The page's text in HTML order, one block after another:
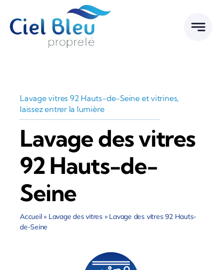
contenu
Lavage vitres 92 Hauts-de-Seine et vitrines,
laissez entrer la lumière
Lavage des vitres
92 Hauts-de-
Seine
Accueil» Lavage des vitres» Lavage des vitres 92 Hauts-
de-Seine